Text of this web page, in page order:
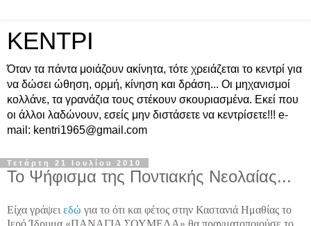
ΚΕΝΤΡΙ
Όταν τα πάντα μοιάζουν ακίνητα, τότε χρειάζεται το κεντρί για
να δώσει ώθηση, ορμή, κίνηση και δράση... Οι μηχανισμοί
κολλάνε, τα γρανάζια τους στέκουν σκουριασμένα. Εκεί που
οι άλλοι λαδώνουν, εσείς μην διστάσετε να κεντρίσετε!!! e-
mail: kentri1965@gmail.com
Τετάρτη 21 Ιουλίου 2010
Το Ψήφισμα της Ποντιακής Νεολαίας...
Είχα γράψει εδώ για το ότι και φέτος στην Καστανιά Ημαθίας το
Ιερό Ίδρυμα «ΠΑΝΑΓΙΑ ΣΟΥΜΕΛΑ» θα πραγματοποιούσε το